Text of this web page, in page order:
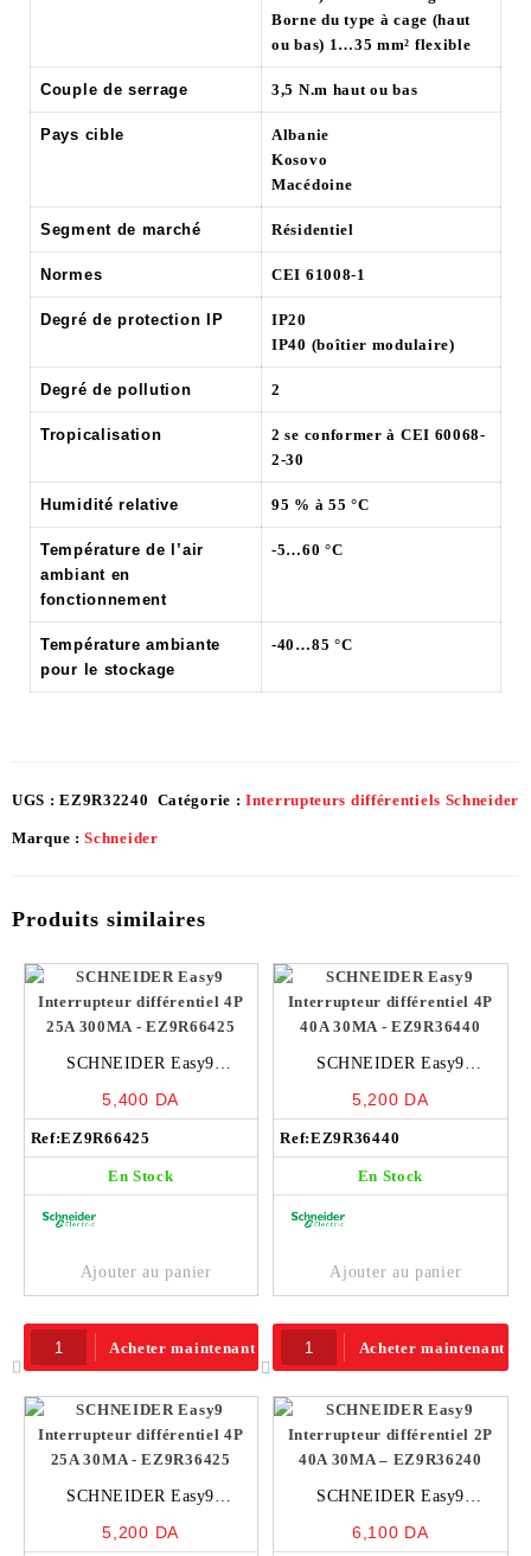
Borne du type à cage (haut
ou bas) 1…35 mm² flexible
Couple de serrage 3,5 N.m haut ou bas
Pays cible
Albanie
Kosovo
Macédoine
Segment de marché Résidentiel
Normes CEI 61008-1
Degré de protection IP
IP20
IP40 (boîtier modulaire)
Degré de pollution 2
Tropicalisation
2 se conformer à CEI 60068-
2-30
Humidité relative 95 % à 55 °C
Température de l’air
ambiant en
fonctionnement
-5…60 °C
Température ambiante
pour le stockage
-40…85 °C
UGS :EZ9R32240 Catégorie :Interrupteurs différentiels Schneider
Marque :Schneider
Produits similaires
SCHNEIDER Easy9
300MA – EZ9R66425
5,400 DA
Ref:EZ9R66425
En Stock
Ajouter au panier
Acheter maintenant
SCHNEIDER Easy9
30MA – EZ9R36440
5,200 DA
Ref:EZ9R36440
En Stock
Ajouter au panier
Acheter maintenant
SCHNEIDER Easy9
30MA – EZ9R36425
5,200 DA
SCHNEIDER Easy9
30MA – EZ9R36240
6,100 DA